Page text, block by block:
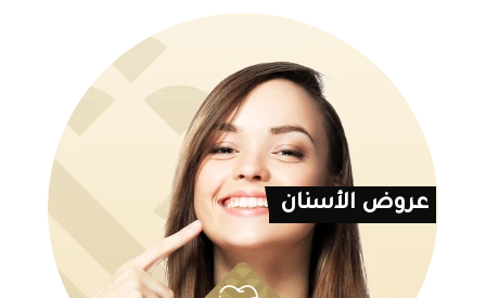
عروض الأسنان